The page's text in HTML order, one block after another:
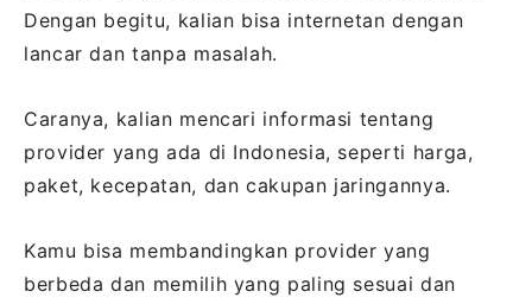
Dengan begitu, kalian bisa internetan dengan
lancar dan tanpa masalah.
Caranya, kalian mencari informasi tentang
provider yang ada di Indonesia, seperti harga,
paket, kecepatan, dan cakupan jaringannya.
Kamu bisa membandingkan provider yang
berbeda dan memilih yang paling sesuai dan